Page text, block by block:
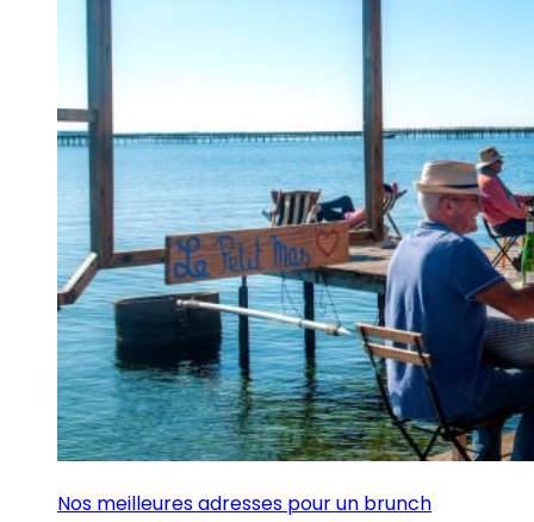
Nos meilleures adresses pour un brunch